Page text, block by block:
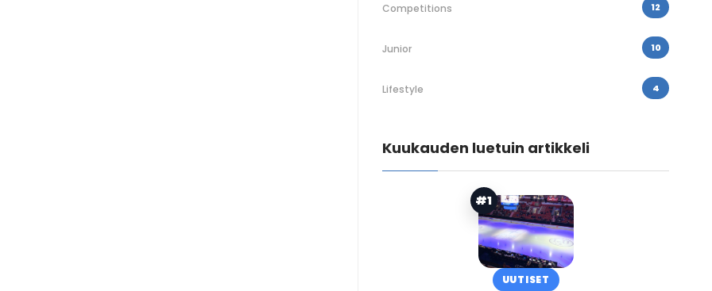
Competitions 12
Junior 10
Lifestyle 4
Kuukauden luetuin artikkeli
#1
UUTISET